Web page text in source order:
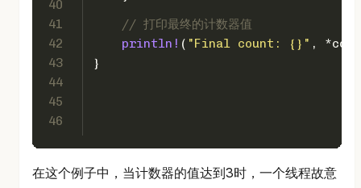
40
41
42
43
44
45
46
// 打印最终的计数器值
println! ( "Final count: {}" ,
}
在这个例子中，当计数器的值达到3时，一个线程故意